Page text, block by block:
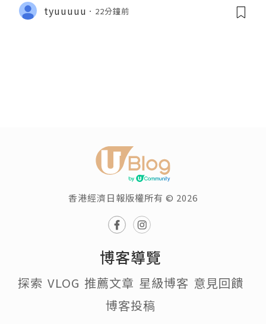
tyuuuuu 22分鐘前
香港經濟日報版權所有 © 2026
博客導覽
探索 VLOG 推薦文章 星級博客 意見回饋
博客投稿